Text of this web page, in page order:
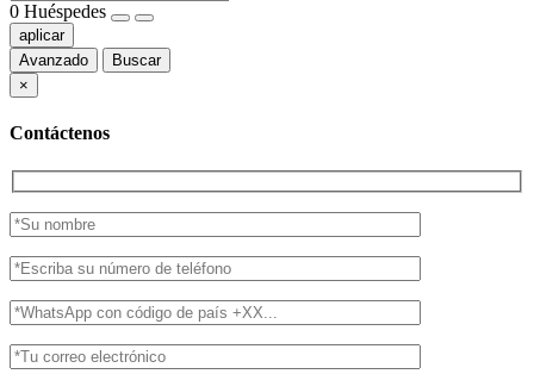
0 Huéspedes
aplicar
Avanzado
Buscar
×
Contáctenos